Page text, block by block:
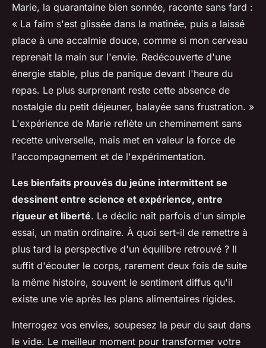
Marie, la quarantaine bien sonnée, raconte sans fard :
« La faim s'est glissée dans la matinée, puis a laissé
place à une accalmie douce, comme si mon cerveau
reprenait la main sur l'envie. Redécouverte d'une
énergie stable, plus de panique devant l'heure du
repas. Le plus surprenant reste cette absence de
nostalgie du petit déjeuner, balayée sans frustration. »
L'expérience de Marie reflète un cheminement sans
recette universelle, mais met en valeur la force de
l'accompagnement et de l'expérimentation.
Les bienfaits prouvés du jeûne intermittent se
dessinent entre science et expérience, entre
rigueur et liberté. Le déclic naît parfois d'un simple
essai, un matin ordinaire. À quoi sert-il de remettre à
plus tard la perspective d'un équilibre retrouvé ? Il
suffit d'écouter le corps, rarement deux fois de suite
la même histoire, souvent le sentiment diffus qu'il
existe une vie après les plans alimentaires rigides.
Interrogez vos envies, soupesez la peur du saut dans
le vide. Le meilleur moment pour transformer votre